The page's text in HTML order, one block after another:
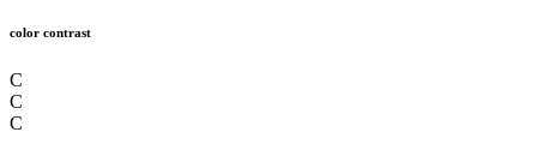
color contrast
C
C
C